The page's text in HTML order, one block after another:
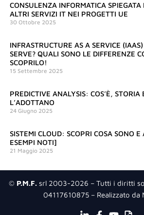
CONSULENZA INFORMATICA
ALTRI SERVIZI IT NEI PROGETTI UE
30 Ottobre 2025
INFRASTRUCTURE AS A SERVICE
SERVE? QUALI SONO LE DIFFERENZE
SCOPRILO!
15 Settembre 2025
PREDICTIVE ANALYSIS: COS’È, STORIA
L’ADOTTANO
24 Giugno 2025
SISTEMI CLOUD: SCOPRI COSA SONO
ESEMPI NOTI]
21 Maggio 2025
© P.M.F. srl 2003-2026 – Tutti i diritti
04117610875 – Realizzato da